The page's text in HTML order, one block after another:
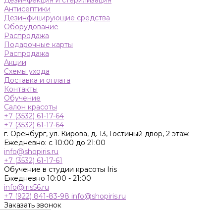
Антисептики
Дезинфицирующие средства
Оборудование
Распродажа
Подарочные карты
Распродажа
Акции
Схемы ухода
Доставка и оплата
Контакты
Обучение
Салон красоты
+7 (3532) 61-17-64
+7 (3532) 61-17-64
г. Оренбург, ул. Кирова, д. 13, Гостиный двор, 2 этаж
Ежедневно: с 10:00 до 21:00
info@shopiris.ru
+7 (3532) 61-17-61
Обучение в студии красоты Iris
Ежедневно 10:00 - 21:00
info@iris56.ru
+7 (922) 841-83-98 info@shopiris.ru
Заказать звонок